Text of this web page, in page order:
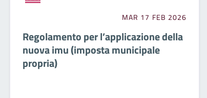
MAR 17 FEB 2026
Regolamento per l’applicazione della
nuova imu (imposta municipale
propria)